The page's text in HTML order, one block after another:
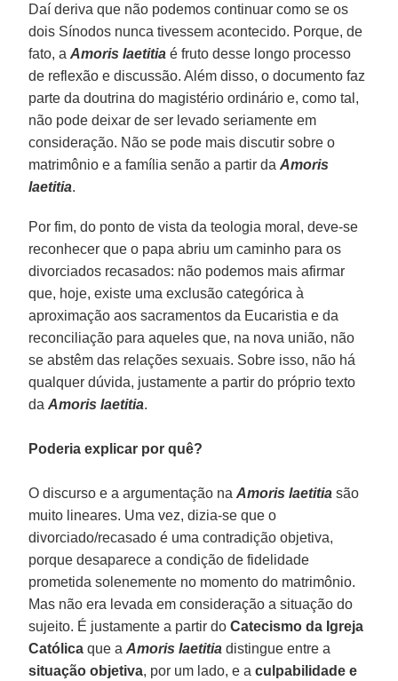
Daí deriva que não podemos continuar como se os
dois Sínodos nunca tivessem acontecido. Porque, de
fato, aAmoris laetitia é fruto desse longo processo
de reflexão e discussão. Além disso, o documento faz
parte da doutrina do magistério ordinário e, como tal,
não pode deixar de ser levado seriamente em
consideração. Não se pode mais discutir sobre o
matrimônio e a família senão a partir daAmoris
laetitia.
Por fim, do ponto de vista da teologia moral, deve-se
reconhecer que o papa abriu um caminho para os
divorciados recasados: não podemos mais afirmar
que, hoje, existe uma exclusão categórica à
aproximação aos sacramentos da Eucaristia e da
reconciliação para aqueles que, na nova união, não
se abstêm das relações sexuais. Sobre isso, não há
qualquer dúvida, justamente a partir do próprio texto
daAmoris laetitia.
Poderia explicar por quê?
O discurso e a argumentação naAmoris laetitia são
muito lineares. Uma vez, dizia-se que o
divorciado/recasado é uma contradição objetiva,
porque desaparece a condição de fidelidade
prometida solenemente no momento do matrimônio.
Mas não era levada em consideração a situação do
sujeito. É justamente a partir doCatecismo da Igreja
Católica que aAmoris laetitia distingue entre a
situação objetiva, por um lado, e aculpabilidade e